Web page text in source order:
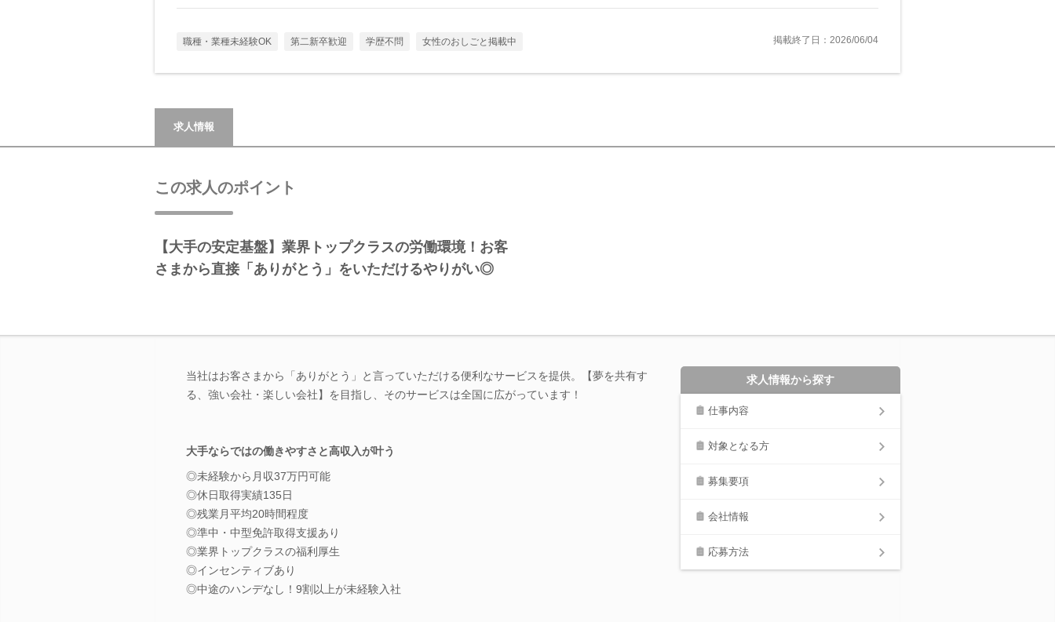
職種・業種未経験OK 第二新卒歓迎 学歴不問 女性のおしごと掲載中 掲載終了日：2026/06/04
求人情報
この求人のポイント
【大手の安定基盤】業界トップクラスの労働環境！お客
さまから直接「ありがとう」をいただけるやりがい◎
当社はお客さまから「ありがとう」と言っていただける便利なサービスを提供。【夢を共有す
る、強い会社・楽しい会社】を目指し、そのサービスは全国に広がっています！
大手ならではの働きやすさと高収入が叶う
◎未経験から月収37万円可能
◎休日取得実績135日
◎残業月平均20時間程度
◎準中・中型免許取得支援あり
◎業界トップクラスの福利厚生
◎インセンティブあり
◎中途のハンデなし！9割以上が未経験入社
求人情報から探す
仕事内容
対象となる方
募集要項
会社情報
応募方法